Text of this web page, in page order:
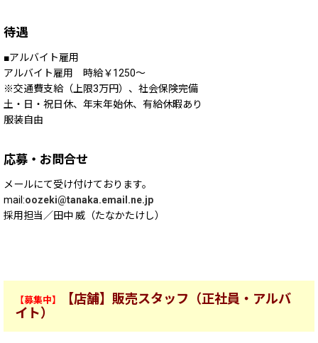
待遇
アルバイト雇用
アルバイト雇用 時給￥1250～
※交通費支給（上限3万円）、社会保険完備
土・日・祝日休、年末年始休、有給休暇あり
服装自由
応募・お問合せ
メールにて受け付けております。
mail:oozeki@tanaka.email.ne.jp
採用担当／田中 威（たなかたけし）
【募集中】
【店舗】販売スタッフ（正社員・アルバ
イト）